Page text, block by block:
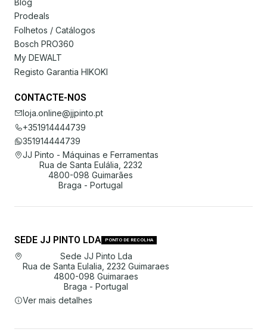
Blog
Prodeals
Folhetos / Catálogos
Bosch PRO360
My DEWALT
Registo Garantia HIKOKI
CONTACTE-NOS
loja.online@jjpinto.pt
+351914444739
351914444739
JJ Pinto - Máquinas e Ferramentas
Rua de Santa Eulália, 2232
4800-098 Guimarães
Braga - Portugal
SEDE JJ PINTO LDA PONTO DE RECOLHA
Sede JJ Pinto Lda
Rua de Santa Eulalia, 2232 Guimaraes
4800-098 Guimaraes
Braga - Portugal
Ver mais detalhes